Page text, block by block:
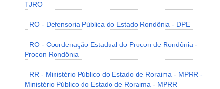
TJRO
RO - Defensoria Pública do Estado Rondônia - DPE
RO - Coordenação Estadual do Procon de Rondônia -
Procon Rondônia
RR - Ministério Público do Estado de Roraima - MPRR -
Ministério Público do Estado de Roraima - MPRR